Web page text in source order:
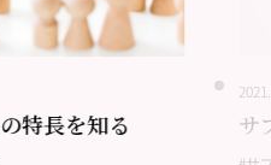
特長を知る サ